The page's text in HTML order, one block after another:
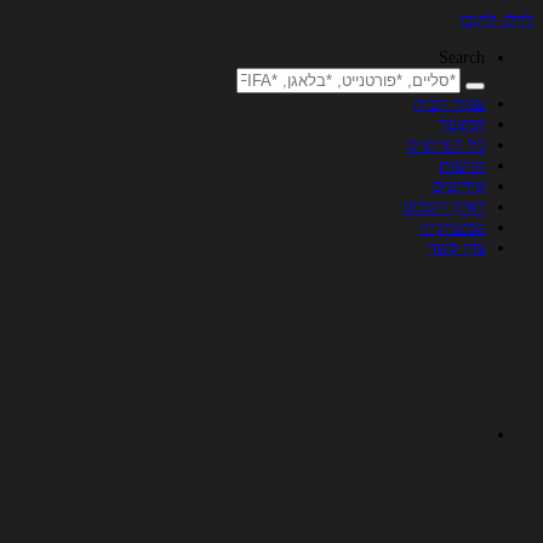
לדלג לתוכן
Search
עמוד הבית
המצעד
כל הערוצים
חדשות
אירועים
ראיון השבוע
המשחקיה
צרו קשר